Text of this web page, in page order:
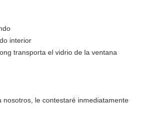
interior
transporta el vidrio de la ventana
le contestaré inmediatamente